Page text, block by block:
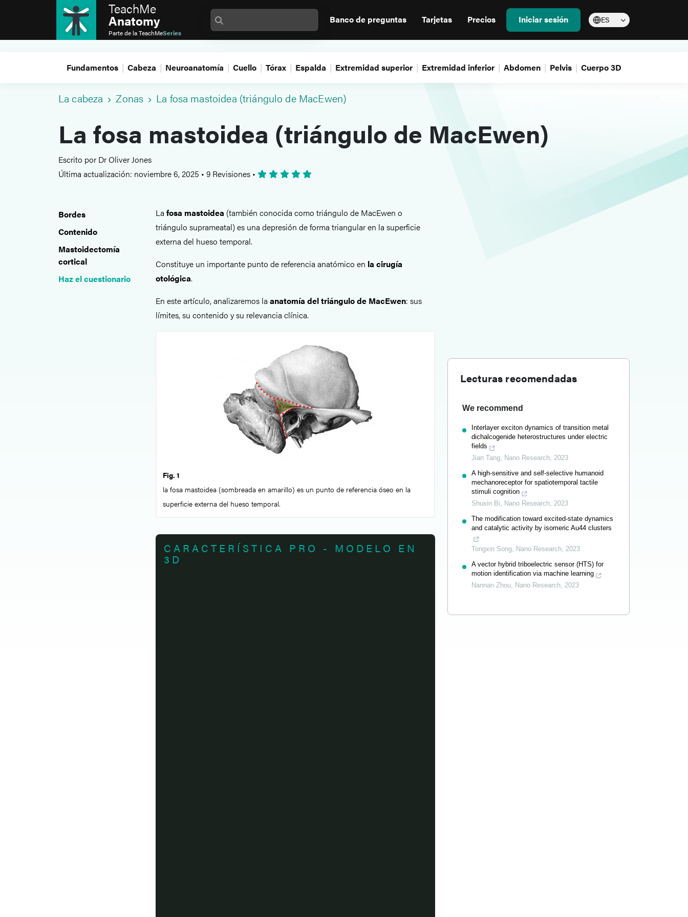
TeachMe
Anatomy
Parte de laTeachMeSeries
Banco de preguntas Tarjetas Precios Iniciar sesión ES
Fundamentos Cabeza Neuroanatomía Cuello Tórax Espalda Extremidad superior Extremidad inferior Abdomen Pelvis Cuerpo 3D
La cabeza Zonas La fosa mastoidea (triángulo de MacEwen)
La fosa mastoidea (triángulo de MacEwen)
Escrito por Dr Oliver Jones
Última actualización: noviembre 6, 2025 • 9 Revisiones •
Bordes
Contenido
Mastoidectomía
cortical
Haz el cuestionario
La fosa mastoidea (también conocida como triángulo de MacEwen o
triángulo suprameatal) es una depresión de forma triangular en la superficie
externa del hueso temporal.
Constituye un importante punto de referencia anatómico en la cirugía
otológica.
En este artículo, analizaremos la anatomía del triángulo de MacEwen: sus
límites, su contenido y su relevancia clínica.
Fig. 1
la fosa mastoidea (sombreada en amarillo) es un punto de referencia óseo en la
superficie externa del hueso temporal.
CARACTERÍSTICA PRO - MODELO EN
3D
Lecturas recomendadas
We recommend
Interlayer exciton dynamics of transition metal
dichalcogenide heterostructures under electric
fields
Jian Tang, Nano Research, 2023
A high-sensitive and self-selective humanoid
mechanoreceptor for spatiotemporal tactile
stimuli cognition
Shuxin Bi, Nano Research, 2023
The modification toward excited-state dynamics
and catalytic activity by isomeric Au44 clusters
Tongxin Song, Nano Research, 2023
A vector hybrid triboelectric sensor (HTS) for
motion identification via machine learning
Nannan Zhou, Nano Research, 2023
Powered by